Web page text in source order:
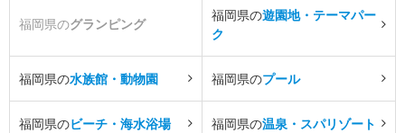
福岡県のグランピング
福岡県の遊園地・テーマパー
ク
福岡県の水族館・動物園 福岡県のプール
福岡県のビーチ・海水浴場 福岡県の温泉・スパリゾート